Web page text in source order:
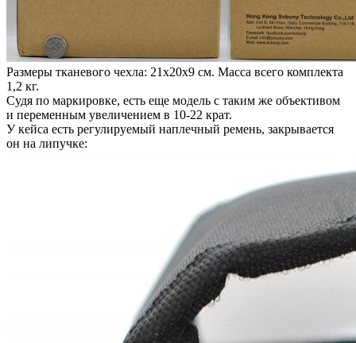
Размеры тканевого чехла: 21х20х9 см. Масса всего комплекта
1,2 кг.
Судя по маркировке, есть еще модель с таким же объективом
и переменным увеличением в 10-22 крат.
У кейса есть регулируемый наплечный ремень, закрывается
он на липучке: